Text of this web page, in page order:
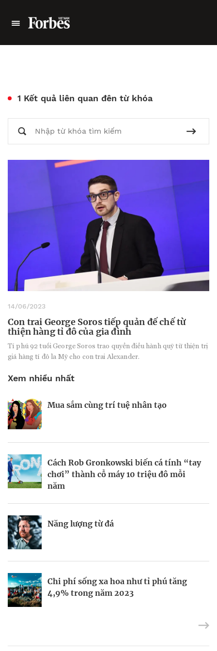
1 Kết quả liên quan đên từ khóa
14/06/2023
Con trai George Soros tiếp quản đế chế từ
thiện hàng tỉ đô của gia đình
Tỉ phú 92 tuổi George Soros trao quyền điều hành quỹ từ thiện trị
giá hàng tỉ đô la Mỹ cho con trai Alexander.
Xem nhiều nhất
Mua sắm cùng trí tuệ nhân tạo
Cách Rob Gronkowski biến cá tính “tay
chơi” thành cỗ máy 10 triệu đô mỗi
năm
Năng lượng từ đá
Chi phí sống xa hoa như tỉ phú tăng
4,9% trong năm 2023
Nhà sáng lập 25 tuổi và tham vọng lật
Thợ săn khoản vay
Nếu biết tận dụng, AI sẽ giúp điều hành
công ty tốt hơn
Định vị doanh nghiệp Việt trên bản đồ
kinh tế toàn cầu
Kiểm soát bất ổn và bảo vệ sức khỏe
BRANDCONNECT | Brand Contributor
Champagne hàng đầu cho chất riêng
mùa lễ hội
Kết nối liên vùng: Đòn bẩy chiến lược
Mukesh Ambani sắp chuyển giao quyền
điều hành Reliance Industries cho các